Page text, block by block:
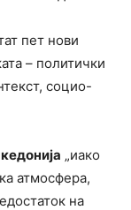
пет нови
– политички
социо-
„иако
атмосфера,
на